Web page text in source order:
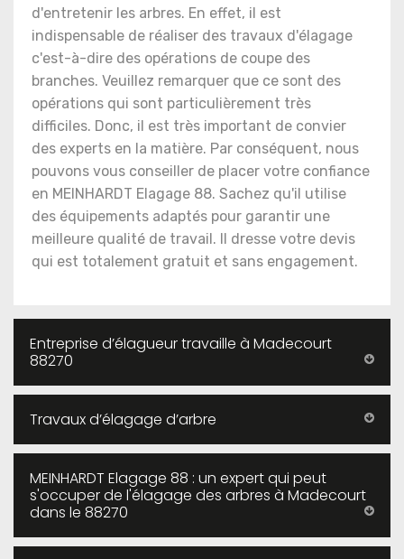
d'entretenir les arbres. En effet, il est
indispensable de réaliser des travaux d'élagage
c'est-à-dire des opérations de coupe des
branches. Veuillez remarquer que ce sont des
opérations qui sont particulièrement très
difficiles. Donc, il est très important de convier
des experts en la matière. Par conséquent, nous
pouvons vous conseiller de placer votre confiance
en MEINHARDT Elagage 88. Sachez qu'il utilise
des équipements adaptés pour garantir une
meilleure qualité de travail. Il dresse votre devis
qui est totalement gratuit et sans engagement.
Entreprise d’élagueur travaille à Madecourt
88270
Travaux d’élagage d’arbre
MEINHARDT Elagage 88 : un expert qui peut
s'occuper de l'élagage des arbres à Madecourt
dans le 88270